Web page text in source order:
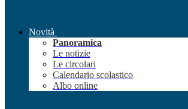
Novità
Panoramica
Le notizie
Le circolari
Calendario scolastico
Albo online